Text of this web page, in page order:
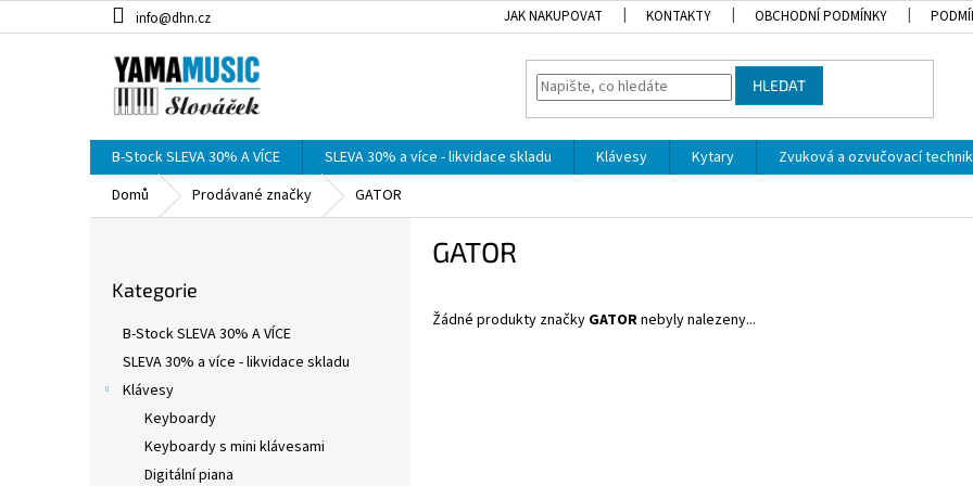
na
info@dhn.cz JAK NAKUPOVAT KONTAKTY OBCHODNÍ PODMÍNKY
HLEDAT
B-Stock SLEVA 30% A VÍCE SLEVA 30% a více - likvidace skladu Klávesy Kytary Zvuková a ozvučovací
Domů
Prodávané značky GATOR
kategorie
Kategorie
B-Stock SLEVA 30% A VÍCE
SLEVA 30% a více - likvidace skladu
Klávesy
Keyboardy
Keyboardy s mini klávesami
Digitální piana
GATOR
Žádné produkty značky GATORnebyly nalezeny...